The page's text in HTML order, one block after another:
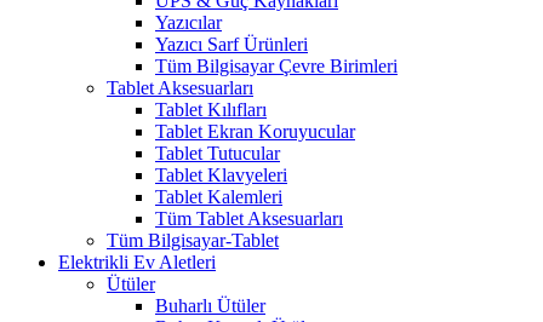
Yazıcılar
Yazıcı Sarf Ürünleri
Tüm Bilgisayar Çevre Birimleri
Tablet Aksesuarları
Tablet Kılıfları
Tablet Ekran Koruyucular
Tablet Tutucular
Tablet Klavyeleri
Tablet Kalemleri
Tüm Tablet Aksesuarları
Tüm Bilgisayar-Tablet
Elektrikli Ev Aletleri
Ütüler
Buharlı Ütüler